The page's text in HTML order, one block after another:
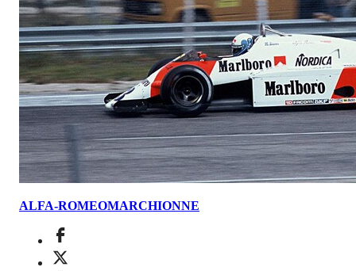
ALFA-ROMEOMARCHIONNE